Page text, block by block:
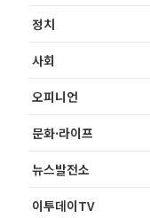
정치
사회
오피니언
문화·라이프
뉴스발전소
이투데이TV